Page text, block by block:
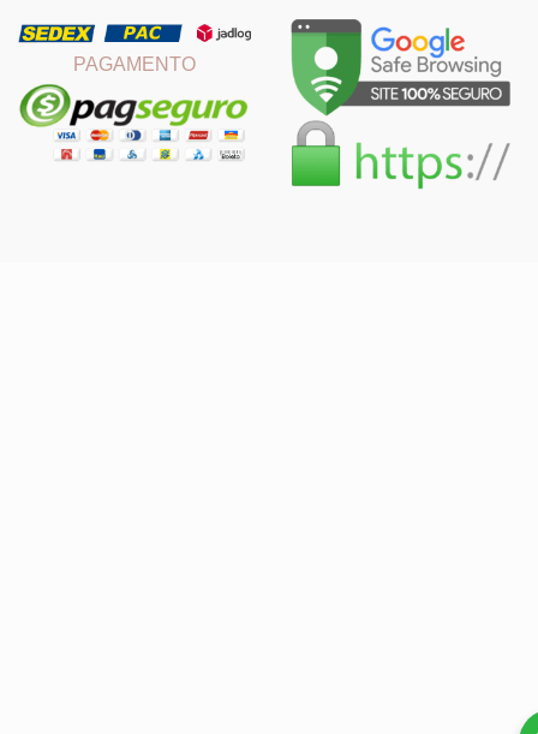
PAGAMENTO